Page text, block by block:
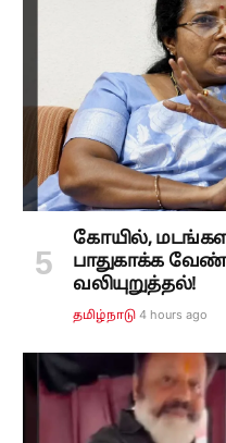
கோயில்,
பாதுகாக்க
வலியுறுத்தல்!
தமிழ்நாடு 4 hours ago